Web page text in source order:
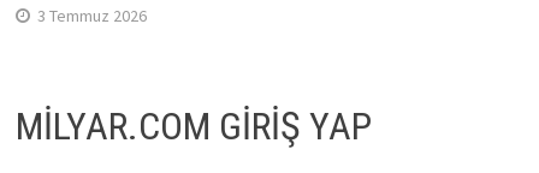
3 Temmuz 2026
MİLYAR.COM GİRİŞ YAP